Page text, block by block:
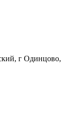
г Одинцово,